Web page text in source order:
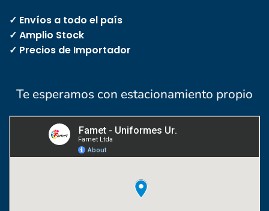
✓ Envíos a todo el país
✓ Amplio Stock
✓ Precios de Importador
Te esperamos con estacionamiento propio